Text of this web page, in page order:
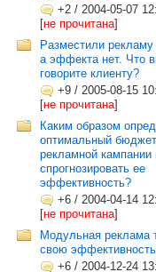
+2 / 2004-05-07
[не прочитана]
Разместили рекламу
а эффекта нет. Что
говорите клиенту?
+9 / 2005-08-15
[не прочитана]
Каким образом
оптимальный бюджет
рекламной кампании
спрогнозировать ее
эффективность?
+6 / 2004-04-14
[не прочитана]
Модульная реклама
свою
+6 / 2004-12-24